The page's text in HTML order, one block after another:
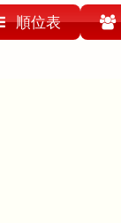
順位表